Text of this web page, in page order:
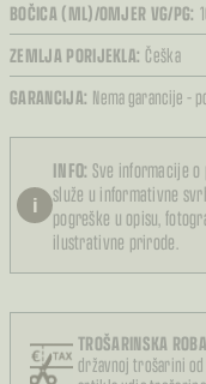
BOČICA (ML)/OMJER VG/PG:
ZEMLJA PORIJEKLA: Češka
GARANCIJA: Nema garancije –
TROŠARINSKA
državnoj trošarini
i
INFO: Sve informacije
služe u informativne
pogreške u opisu,
ilustrativne prirode.